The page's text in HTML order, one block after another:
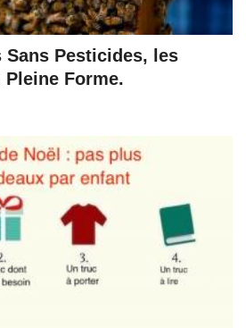
Sans Pesticides, les
Forme.